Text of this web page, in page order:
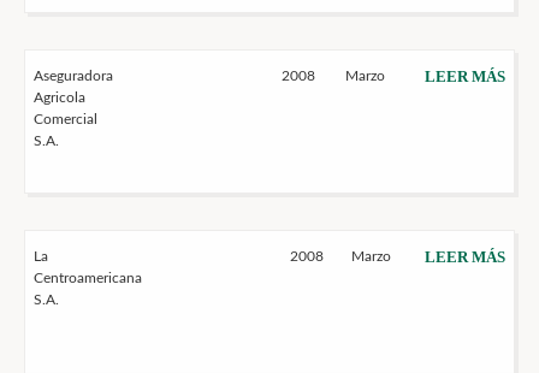
Aseguradora
Agricola
Comercial
S.A.
2008 Marzo LEER MÁS
La
Centroamericana
S.A.
2008 Marzo LEER MÁS